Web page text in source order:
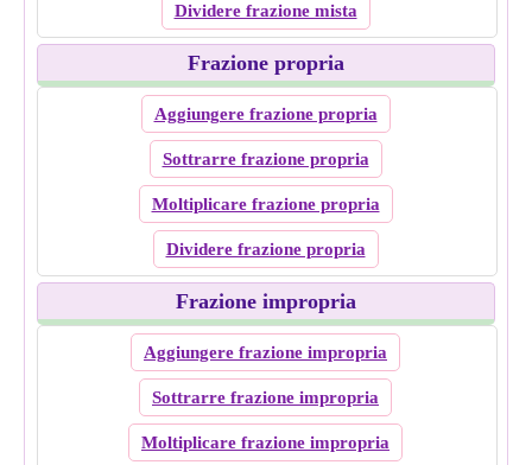
Dividere frazione mista
Frazione propria
Aggiungere frazione propria
Sottrarre frazione propria
Moltiplicare frazione propria
Dividere frazione propria
Frazione impropria
Aggiungere frazione impropria
Sottrarre frazione impropria
Moltiplicare frazione impropria